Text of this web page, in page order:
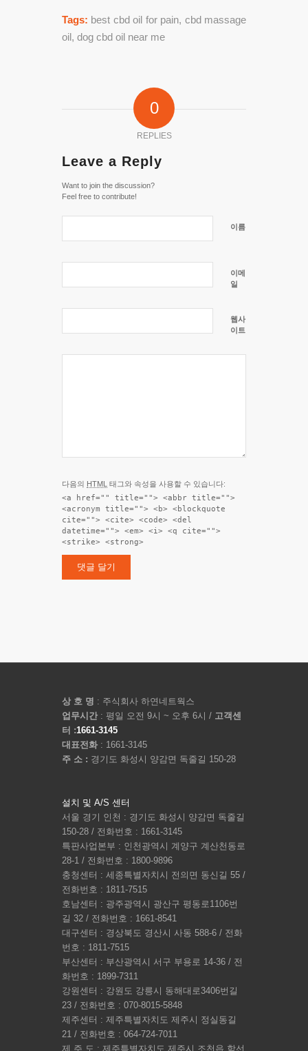
Tags: best cbd oil for pain, cbd massage
oil, dog cbd oil near me
0
REPLIES
Leave a Reply
Want to join the discussion?
Feel free to contribute!
이름
이메
일
웹사
이트
다음의 HTML 태그와 속성을 사용할 수 있습니다:
<a href="" title=""> <abbr title="">
<acronym title=""> <b> <blockquote
cite=""> <cite> <code> <del
datetime=""> <em> <i> <q cite="">
<strike> <strong>
상 호 명 : 주식회사 하연네트웍스
업무시간 : 평일 오전 9시 ~ 오후 6시 / 고객센
터 :1661-3145
대표전화 : 1661-3145
주 소 : 경기도 화성시 양감면 독줄길 150-28
설치 및 A/S 센터
서울 경기 인천 : 경기도 화성시 양감면 독줄길
150-28 / 전화번호 : 1661-3145
특판사업본부 : 인천광역시 계양구 계산천동로
28-1 / 전화번호 : 1800-9896
충청센터 : 세종특별자치시 전의면 동신길 55 /
전화번호 : 1811-7515
호남센터 : 광주광역시 광산구 평동로1106번
길 32 / 전화번호 : 1661-8541
대구센터 : 경상북도 경산시 사동 588-6 / 전화
번호 : 1811-7515
부산센터 : 부산광역시 서구 부용로 14-36 / 전
화번호 : 1899-7311
강원센터 : 강원도 강릉시 동해대로3406번길
23 / 전화번호 : 070-8015-5848
제주센터 : 제주특별자치도 제주시 정실동길
21 / 전화번호 : 064-724-7011
제 주 도 : 제주특별자치도 제주시 조천읍 함선